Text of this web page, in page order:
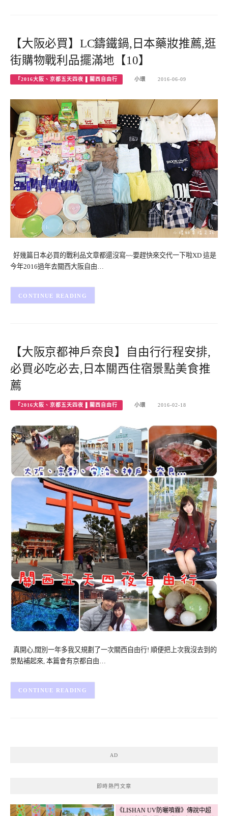
【大阪必買】LC鑄鐵鍋,日本藥妝推薦,逛
街購物戰利品擺滿地【10】
『2016大阪、京都五天四夜 ▌關西自由行 小環 2016-06-09
好幾篇日本必買的戰利品文章都還沒寫~~要趕快來交代一下啦XD 這是
今年2016過年去關西大阪自由…
CONTINUE READING
【大阪京都神戶奈良】自由行行程安排,
必買必吃必去,日本關西住宿景點美食推
薦
『2016大阪、京都五天四夜 ▌關西自由行 小環 2016-02-18
真開心,闊別一年多我又規劃了一次關西自由行! 順便把上次我沒去到的
景點補起來, 本篇會有京都自由…
CONTINUE READING
AD
即時熱門文章
《LISHAN UV防曬噴霧》傳說中超